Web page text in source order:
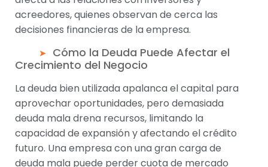
acreedores, quienes observan de cerca las
decisiones financieras de la empresa.
Cómo la Deuda Puede Afectar el
Crecimiento del Negocio
La deuda bien utilizada apalanca el capital para
aprovechar oportunidades, pero demasiada
deuda mala drena recursos, limitando la
capacidad de expansión y afectando el crédito
futuro. Una empresa con una gran carga de
deuda mala puede perder cuota de mercado